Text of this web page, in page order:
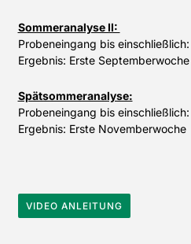
Sommeranalyse II:
Probeneingang bis
Ergebnis: Erste Septemberwoche
Spätsommeranalyse:
Probeneingang bis
Ergebnis: Erste Novemberwoche
VIDEO ANLEITUNG